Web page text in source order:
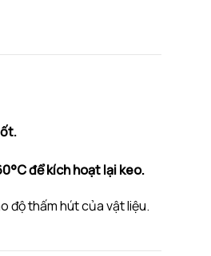
để kích hoạt lại keo.
độ thấm hút của vật liệu.